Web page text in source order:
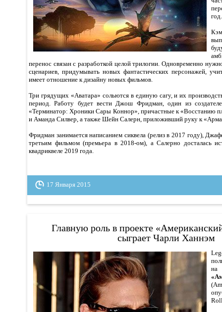
год.
перенос связан с разработкой целой трилогии. Одновременно
сценариев, придумывать новых фантастических персонажей,
имеет отношение к дизайну новых фильмов.
Три грядущих «Аватара» сольются в единую сагу, и их
период. Работу будет вести Джош Фридман, один из
«Терминатор: Хроники Сары Коннор», причастные к «Восстанию
и Аманда Силвер, а также Шейн Салерн, приложивший руку к
Фридман занимается написанием сиквела (релиз в 2017 году),
третьим фильмом (премьера в 2018-ом), а Салерно досталась
квадриквеле 2019 года.
17 Января 2015
Главную роль в проекте
сыграет Чарли Ханнэм